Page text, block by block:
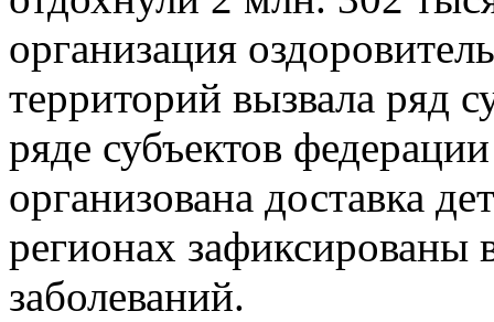
организация
территорий вызвала ряд
ряде субъектов
организована доставка
регионах
заболеваний.